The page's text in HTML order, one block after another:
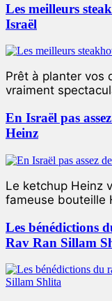
Les meilleurs
Israël
Prêt à planter vos
vraiment
En Israël pas
Heinz
Le ketchup Heinz
fameuse bouteille
Les bénédictions
Rav Ran Sillam